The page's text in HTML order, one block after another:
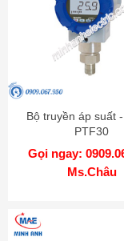
Bộ truyền áp suất
PTF30
Gọi ngay:
Ms.Châu